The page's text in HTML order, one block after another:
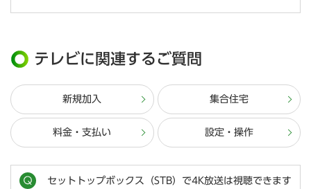
テレビに関連するご質問
新規加入 集合住宅
料金・支払い 設定・操作
セットトップボックス（STB）で4K放送は視聴できます